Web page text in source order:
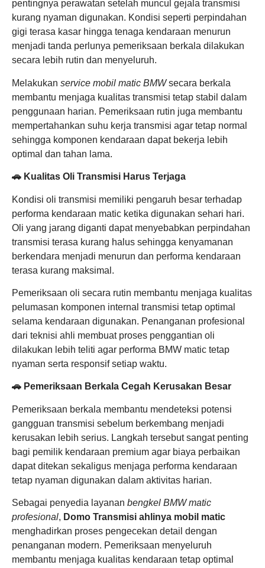
pentingnya perawatan setelah muncul gejala transmisi
kurang nyaman digunakan. Kondisi seperti perpindahan
gigi terasa kasar hingga tenaga kendaraan menurun
menjadi tanda perlunya pemeriksaan berkala dilakukan
secara lebih rutin dan menyeluruh.
Melakukan service mobil matic BMWsecara berkala
membantu menjaga kualitas transmisi tetap stabil dalam
penggunaan harian. Pemeriksaan rutin juga membantu
mempertahankan suhu kerja transmisi agar tetap normal
sehingga komponen kendaraan dapat bekerja lebih
optimal dan tahan lama.
🚗 Kualitas Oli Transmisi Harus Terjaga
Kondisi oli transmisi memiliki pengaruh besar terhadap
performa kendaraan matic ketika digunakan sehari hari.
Oli yang jarang diganti dapat menyebabkan perpindahan
transmisi terasa kurang halus sehingga kenyamanan
berkendara menjadi menurun dan performa kendaraan
terasa kurang maksimal.
Pemeriksaan oli secara rutin membantu menjaga kualitas
pelumasan komponen internal transmisi tetap optimal
selama kendaraan digunakan. Penanganan profesional
dari teknisi ahli membuat proses penggantian oli
dilakukan lebih teliti agar performa BMW matic tetap
nyaman serta responsif setiap waktu.
🚗 Pemeriksaan Berkala Cegah Kerusakan Besar
Pemeriksaan berkala membantu mendeteksi potensi
gangguan transmisi sebelum berkembang menjadi
kerusakan lebih serius. Langkah tersebut sangat penting
bagi pemilik kendaraan premium agar biaya perbaikan
dapat ditekan sekaligus menjaga performa kendaraan
tetap nyaman digunakan dalam aktivitas harian.
Sebagai penyedia layanan bengkel BMW matic
profesional, Domo Transmisi ahlinya mobil matic
menghadirkan proses pengecekan detail dengan
penanganan modern. Pemeriksaan menyeluruh
membantu menjaga kualitas kendaraan tetap optimal